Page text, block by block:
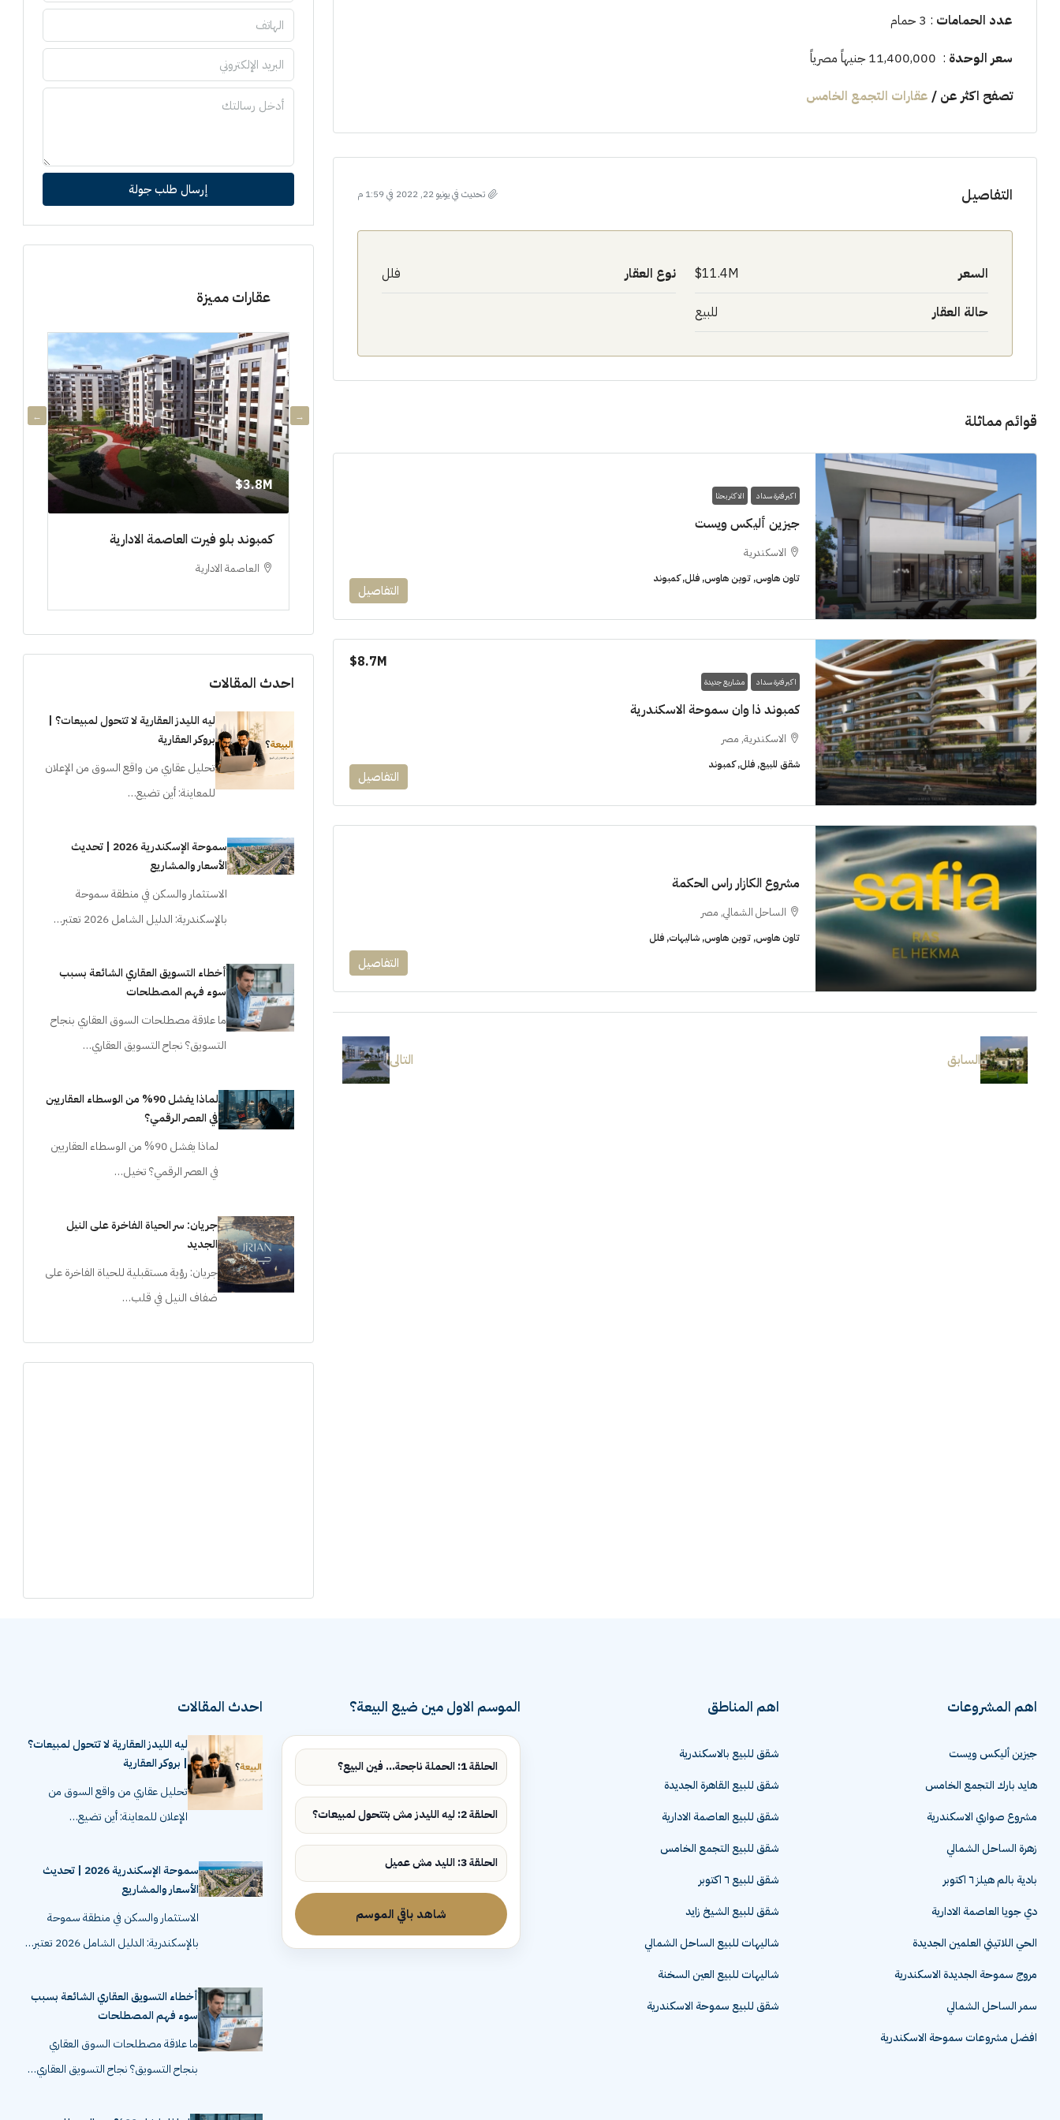
عدد الحمامات : 3 حمام
سعر الوحدة : 11,400,000 جنيهاً مصرياً
تصفح اكثر عن / عقارات التجمع الخامس
التفاصيل تحديث في يونيو 22, 2022 في 1:59 م
السعر 11.4M$ نوع العقار فلل
حالة العقار للبيع
قوائم مماثلة
اكبر فترة سداد الاكثر بحثا
جيزين أليكس ويست
الاسكندرية
تاون هاوس, توين هاوس, فلل, كمبوند
التفاصيل
اكبر فترة سداد مشاريع جديدة
كمبوند ذا وان سموحة الاسكندرية
8.7M$
الاسكندرية, مصر
شقق للبيع, فلل, كمبوند
التفاصيل
مشروع الكازار راس الحكمة
الساحل الشمالي, مصر
تاون هاوس, توين هاوس, شاليهات, فلل
التفاصيل
السابق التالى
إرسال طلب جولة
عقارات مميزة
11M$
سنوات [ابراج ساويرس]
الشيخ زايد
3.8M$
كمبوند بلو فيرت العاصمة الادارية
العاصمة الادارية
احدث المقالات
ليه الليدز العقارية لا تتحول لمبيعات؟ |
بروكر العقارية
تحليل عقاري من واقع السوق من الإعلان
للمعاينة: أين تضيع…
سموحة الإسكندرية 2026 | تحديث
الأسعار والمشاريع
الاستثمار والسكن في منطقة سموحة
بالإسكندرية: الدليل الشامل 2026 تعتبر…
أخطاء التسويق العقاري الشائعة بسبب
سوء فهم المصطلحات
ما علاقة مصطلحات السوق العقاري بنجاح
التسويق؟ نجاح التسويق العقاري…
لماذا يفشل 90% من الوسطاء العقاريين
في العصر الرقمي؟
لماذا يفشل 90% من الوسطاء العقاريين
في العصر الرقمي؟ تخيل…
جريان: سر الحياة الفاخرة على النيل
الجديد
جريان: رؤية مستقبلية للحياة الفاخرة على
ضفاف النيل في قلب…
اهم المشروعات
جيزين أليكس ويست
هايد بارك التجمع الخامس
مشروع صواري الاسكندرية
زهرة الساحل الشمالي
بادية بالم هيلز ٦ اكتوبر
دي جويا العاصمة الادارية
الحي اللاتيني العلمين الجديدة
مروج سموحة الجديدة الاسكندرية
سمر الساحل الشمالي
افضل مشروعات سموحة الاسكندرية
اهم المناطق
شقق للبيع بالاسكندرية
شقق للبيع القاهرة الجديدة
شقق للبيع العاصمة الادارية
شقق للبيع التجمع الخامس
شقق للبيع ٦ اكتوبر
شقق للبيع الشيخ زايد
شاليهات للبيع الساحل الشمالي
شاليهات للبيع العين السخنة
شقق للبيع سموحة الاسكندرية
الموسم الاول مين ضيع البيعة؟
الحلقة 1: الحملة ناجحة... فين البيع؟
الحلقة 2: ليه الليدز مش بتتحول لمبيعات؟
الحلقة 3: الليد مش عميل
شاهد باقي الموسم
احدث المقالات
ليه الليدز العقارية لا تتحول لمبيعات؟
| بروكر العقارية
تحليل عقاري من واقع السوق من
الإعلان للمعاينة: أين تضيع…
سموحة الإسكندرية 2026 | تحديث
الأسعار والمشاريع
الاستثمار والسكن في منطقة سموحة
بالإسكندرية: الدليل الشامل 2026 تعتبر…
أخطاء التسويق العقاري الشائعة بسبب
سوء فهم المصطلحات
ما علاقة مصطلحات السوق العقاري
بنجاح التسويق؟ نجاح التسويق العقاري…